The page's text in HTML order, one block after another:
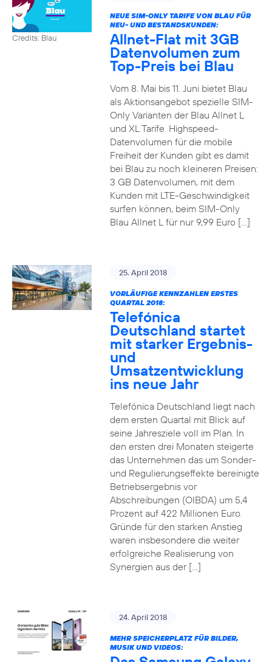
Credits: Blau
NEUE SIM-ONLY TARIFE VON BLAU FÜR
NEU- UND BESTANDSKUNDEN:
Allnet-Flat mit 3GB
Datenvolumen zum
Top-Preis bei Blau
Vom 8. Mai bis 11. Juni bietet Blau
als Aktionsangebot spezielle SIM-
Only Varianten der Blau Allnet L
und XL Tarife. Highspeed-
Datenvolumen für die mobile
Freiheit der Kunden gibt es damit
bei Blau zu noch kleineren Preisen:
3 GB Datenvolumen, mit dem
Kunden mit LTE-Geschwindigkeit
surfen können, beim SIM-Only
Blau Allnet L für nur 9,99 Euro […]
25. April 2018
VORLÄUFIGE KENNZAHLEN ERSTES
QUARTAL 2018:
Telefónica
Deutschland startet
mit starker Ergebnis-
und
Umsatzentwicklung
ins neue Jahr
Telefónica Deutschland liegt nach
dem ersten Quartal mit Blick auf
seine Jahresziele voll im Plan. In
den ersten drei Monaten steigerte
das Unternehmen das um Sonder-
und Regulierungseffekte bereinigte
Betriebsergebnis vor
Abschreibungen (OIBDA) um 5,4
Prozent auf 422 Millionen Euro.
Gründe für den starken Anstieg
waren insbesondere die weiter
erfolgreiche Realisierung von
Synergien aus der […]
24. April 2018
MEHR SPEICHERPLATZ FÜR BILDER,
MUSIK UND VIDEOS: